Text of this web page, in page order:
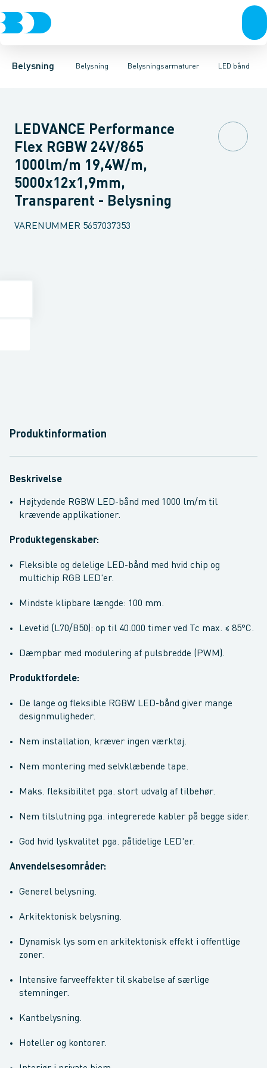
Belysning Belysning
Belysning Belysningsarmaturer
LyskilderBelysningsarmaturerLysstyringTilbehør tilLED bånd
PendlerIndustriarmatur og halbelysningArmaturer for vej og
LEDVANCE Performance
Flex RGBW 24V/865
1000lm/m 19,4W/m,
5000x12x1,9mm,
Transparent - Belysning
VARENUMMER 5657037353
Produktinformation
Beskrivelse
Højtydende RGBW LED-bånd med 1000 lm/m til
krævende applikationer.
Produktegenskaber:
Fleksible og delelige LED-bånd med hvid chip og
multichip RGB LED'er.
Mindste klipbare længde: 100 mm.
Levetid (L70/B50): op til 40.000 timer ved Tc max. ≤ 85°C.
Dæmpbar med modulering af pulsbredde (PWM).
Produktfordele:
De lange og fleksible RGBW LED-bånd giver mange
designmuligheder.
Nem installation, kræver ingen værktøj.
Nem montering med selvklæbende tape.
Maks. fleksibilitet pga. stort udvalg af tilbehør.
Nem tilslutning pga. integrerede kabler på begge sider.
God hvid lyskvalitet pga. pålidelige LED'er.
Anvendelsesområder:
Generel belysning.
Arkitektonisk belysning.
Dynamisk lys som en arkitektonisk effekt i offentlige
zoner.
Intensive farveeffekter til skabelse af særlige
stemninger.
Kantbelysning.
Hoteller og kontorer.